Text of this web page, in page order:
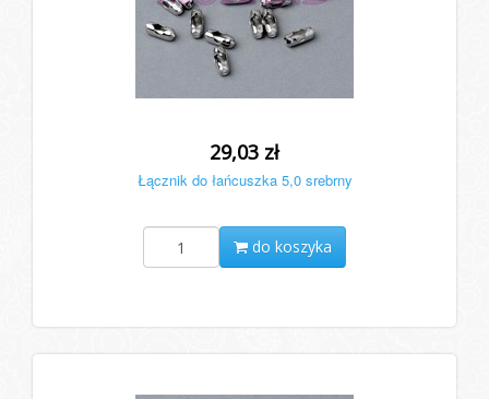
29,03 zł
Łącznik do łańcuszka 5,0 srebrny
do koszyka